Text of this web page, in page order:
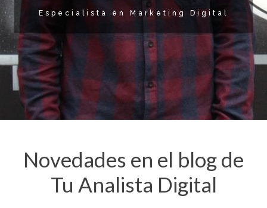
Especialista en Marketing Digital
Novedades en el blog de
Tu Analista Digital